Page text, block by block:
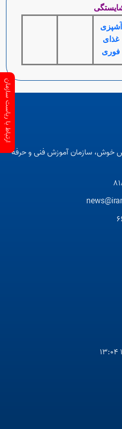
آشپزی
غذای
فوری
خوش، سازمان آموزش فنی و حرفه
ارتباط با ریاست سازمان